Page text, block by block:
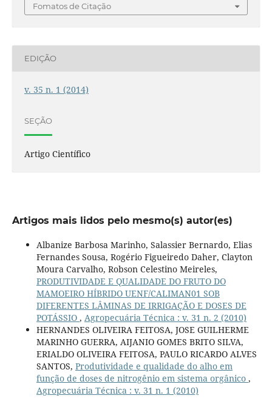
Fomatos de Citação
EDIÇÃO
v. 35 n. 1 (2014)
SEÇÃO
Artigo Científico
Artigos mais lidos pelo mesmo(s) autor(es)
Albanize Barbosa Marinho, Salassier Bernardo, Elias
Fernandes Sousa, Rogério Figueiredo Daher, Clayton
Moura Carvalho, Robson Celestino Meireles,
PRODUTIVIDADE E QUALIDADE DO FRUTO DO
MAMOEIRO HÍBRIDO UENF/CALIMAN01 SOB
DIFERENTES LÂMINAS DE IRRIGAÇÃO E DOSES DE
POTÁSSIO , Agropecuária Técnica : v. 31 n. 2 (2010)
HERNANDES OLIVEIRA FEITOSA, JOSE GUILHERME
MARINHO GUERRA, AIJANIO GOMES BRITO SILVA,
ERIALDO OLIVEIRA FEITOSA, PAULO RICARDO ALVES
SANTOS, Produtividade e qualidade do alho em
função de doses de nitrogênio em sistema orgânico ,
Agropecuária Técnica : v. 31 n. 1 (2010)